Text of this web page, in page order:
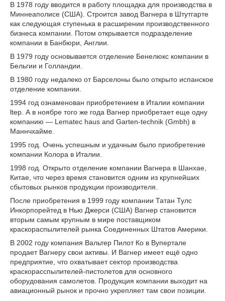
В 1978 году вводится в работу площадка для производства в
Миннеаполисе (США). Строится завод Вагнера в Штутгарте
как следующая ступенька в расширении производственного
бизнеса компании. Потом открывается подразделение
компании в Банбюри, Англии.
В 1979 году основывается отделение Бенелюкс компании в
Бельгии и Голландии.
В 1980 году недалеко от Барселоны было открыто испанское
отделение компании.
1994 год ознаменован приобретением в Италии компании
ltep. А в ноябре того же года Вагнер приобретает еще одну
компанию — Lematec haus and Garten-technik (Gmbh) в
Маннчхайме.
1995 год. Очень успешным и удачным было приобретение
компании Колора в Италии.
1998 год. Открыто отделение компании Вагнера в Шанхае,
Китае, что через время становится одним из крупнейших
сбытовых рынков продукции производителя.
После приобретения в 1999 году компании Татан Тулс
Инкорпорейтед в Нью Джерси (США) Вагнер становится
вторым самым крупным в мире поставщиком
краскораспылителей рынка Соединенных Штатов Америки.
В 2002 году компания Вальтер Пилот Ко в Вупертале
продает Вагнеру свои активы. И Вагнер имеет ещё одно
предприятие, что охватывает сектор производства
краскорасспылителей-пистолетов для основного
оборудования самолетов. Продукция компании выходит на
авиационный рынок и прочно укрепляет там свои позиции.